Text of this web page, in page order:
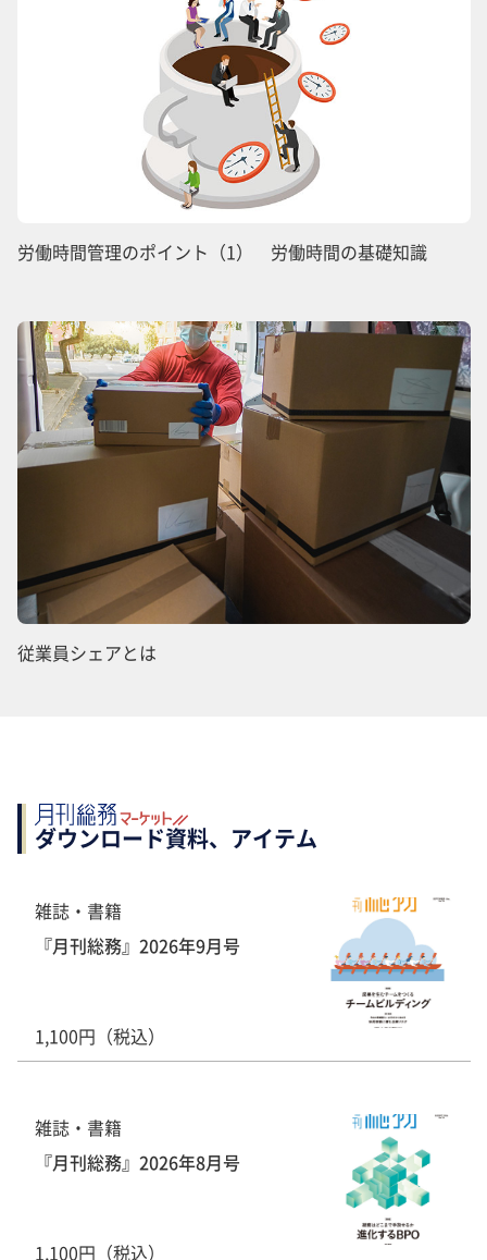
労働時間管理のポイント（1） 労働時間の基礎知識
従業員シェアとは
ダウンロード資料、アイテム
雑誌・書籍
『月刊総務』2026年9月号
1,100円（税込）
雑誌・書籍
『月刊総務』2026年8月号
1,100円（税込）